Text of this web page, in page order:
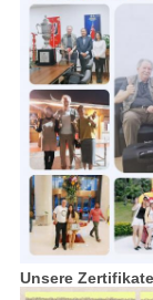
Unsere Zertifikate